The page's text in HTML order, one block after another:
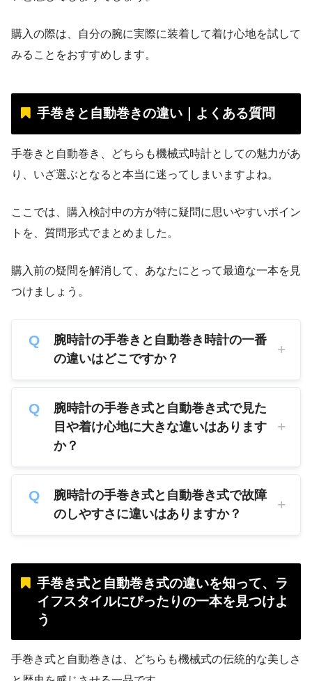
購入の際は、自分の腕に実際に装着して着け心地を試して
みることをおすすめします。
手巻きと自動巻きの違い｜よくある質問
手巻きと自動巻き、どちらも機械式時計としての魅力があ
り、いざ選ぶとなると本当に迷ってしまいますよね。
ここでは、購入検討中の方が特に疑問に思いやすいポイン
トを、質問形式でまとめました。
購入前の疑問を解消して、あなたにとって最適な一本を見
つけましょう。
腕時計の手巻きと自動巻き時計の一番
の違いはどこですか？
腕時計の手巻き式と自動巻き式で見た
目や着け心地に大きな違いはあります
か？
腕時計の手巻き式と自動巻き式で故障
のしやすさに違いはありますか？
手巻き式と自動巻き式の違いを知って、ラ
イフスタイルにぴったりの一本を見つけよ
う
手巻き式と自動巻きは、どちらも機械式の伝統的な美しさ